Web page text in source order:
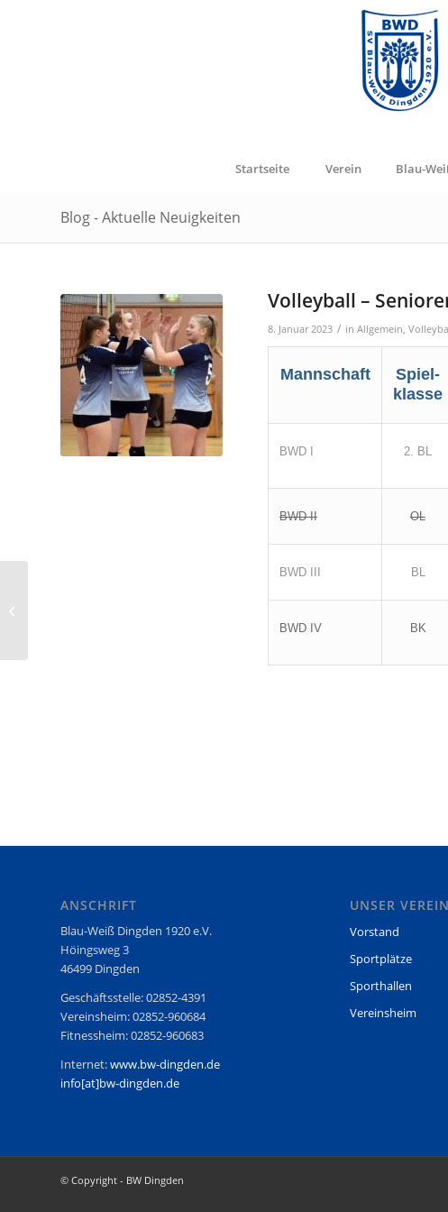
Startseite Verein Blau-
Blog - Aktuelle Neuigkeiten
Volleyball –
8. Januar 2023 / in Allgemein,
Mannschaft
Spiel-
klasse
BWD I 2. BL
BWD II OL
BWD III BL
BWD IV BK
ANSCHRIFT
Blau-Weiß Dingden 1920 e.V.
Höingsweg 3
46499 Dingden
Geschäftsstelle: 02852-4391
Vereinsheim: 02852-960684
Fitnessheim: 02852-960683
Internet:www.bw-dingden.de
info[at]bw-dingden.de
UNSER VEREIN
Vorstand
Sportplätze
Sporthallen
Vereinsheim
© Copyright - BW Dingden